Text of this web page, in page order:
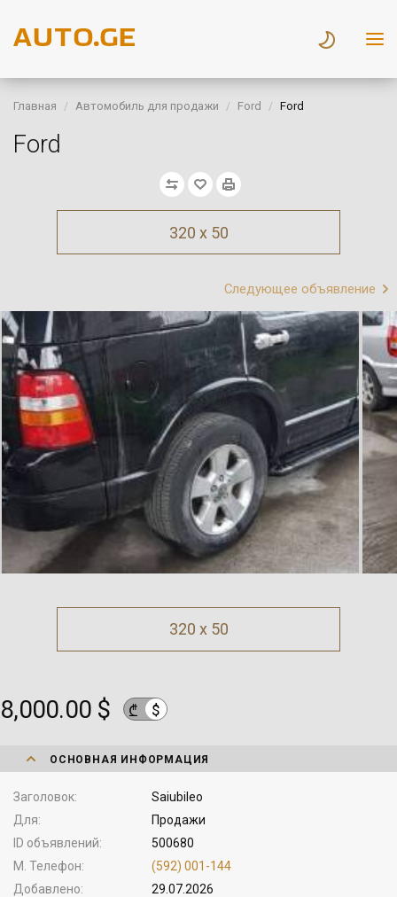
Главная Автомобиль для продажи Ford Ford
Ford
320 x 50
Следующее объявление
320 x 50
8,000.00 $ ₾ $
ОСНОВНАЯ ИНФОРМАЦИЯ
Заголовок
Saiubileo
Для
Продажи
ID объявлений
500680
М. Телефон
(592) 001-144
Добавлено
29.07.2026